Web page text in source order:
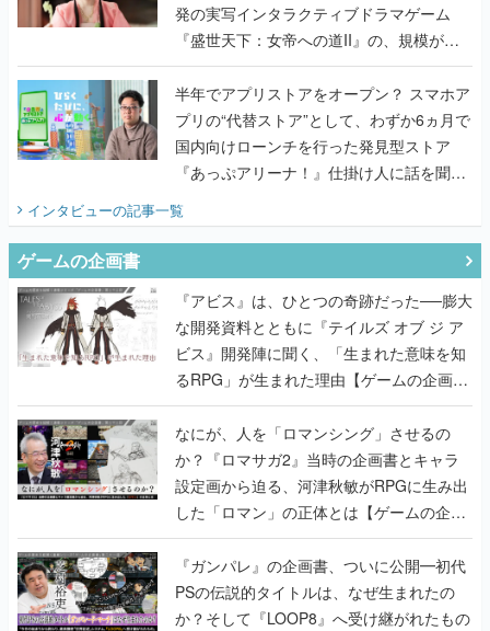
発の実写インタラクティブドラマゲーム
『盛世天下：女帝への道II』の、規模が違
うこだわりをプロデューサーに聞いた
半年でアプリストアをオープン？ スマホア
プリの“代替ストア”として、わずか6ヵ月で
国内向けローンチを行った発見型ストア
『あっぷアリーナ！』仕掛け人に話を聞い
てみた
インタビューの記事一覧
ゲームの企画書
『アビス』は、ひとつの奇跡だった──膨大
な開発資料とともに『テイルズ オブ ジ ア
ビス』開発陣に聞く、「生まれた意味を知
るRPG」が生まれた理由【ゲームの企画
書】
なにが、人を「ロマンシング」させるの
か？『ロマサガ2』当時の企画書とキャラ
設定画から迫る、河津秋敏がRPGに生み出
した「ロマン」の正体とは【ゲームの企画
書】
『ガンパレ』の企画書、ついに公開━初代
PSの伝説的タイトルは、なぜ生まれたの
か？そして『LOOP8』へ受け継がれたもの